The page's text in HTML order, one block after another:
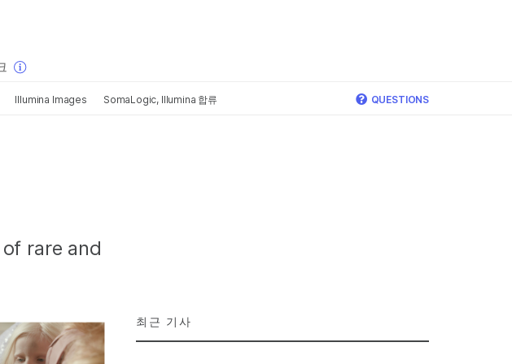
Illumina Images SomaLogic, Illumina 합류 QUESTIONS
rare and
최근 기사
수 있습니다. 주요
상 종양학 연구